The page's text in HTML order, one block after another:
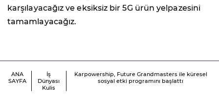
karşılayacağız ve eksiksiz bir 5G ürün yelpazesini
tamamlayacağız.
ANA
SAYFA
İş
Dünyası
Kulis
Karpowership, Future Grandmasters ile küresel
sosyal etki programını başlattı